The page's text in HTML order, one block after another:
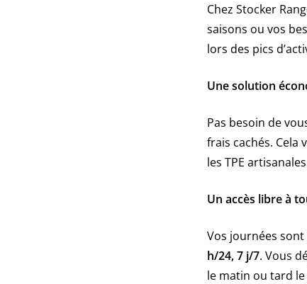
Chez Stocker
saisons ou vos
lors des pics
Une solution
Pas besoin de
frais cachés. Cela
les TPE
Un accès libre à
Vos journées sont
h/24, 7 j/7. Vous
le matin ou tard